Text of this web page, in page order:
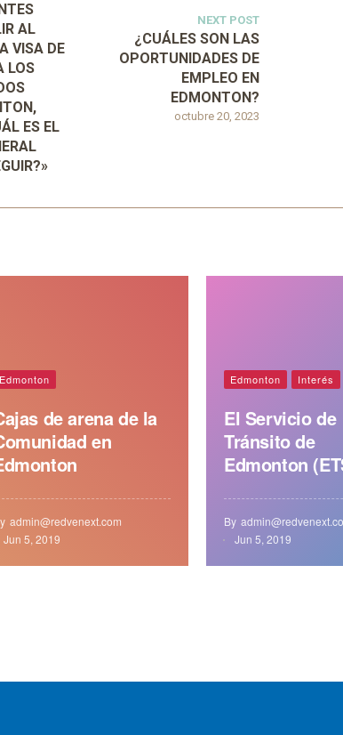
AL
VISA DE
LOS
ES EL
NEXT POST
octubre 20, 2023
¿CUÁLES SON LAS
OPORTUNIDADES DE
EMPLEO EN
EDMONTON?
Edmonton
de arena de la
en
admin@redvenext.com
Jun 5, 2019
Edmonton Interés
El Servicio de
Tránsito de
Edmonton
By
Jun 5, 2019